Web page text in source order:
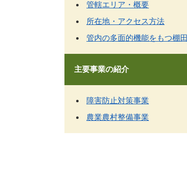
管轄エリア・概要
所在地・アクセス方法
管内の多面的機能をもつ棚田
主要事業の紹介
障害防止対策事業
農業農村整備事業